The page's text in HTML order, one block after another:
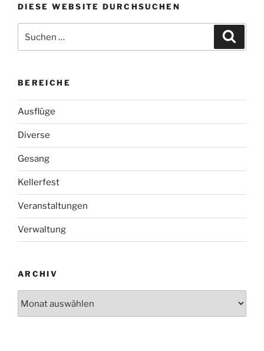
DIESE WEBSITE DURCHSUCHEN
nach:
BEREICHE
Ausflüge
Diverse
Gesang
Kellerfest
Veranstaltungen
Verwaltung
ARCHIV